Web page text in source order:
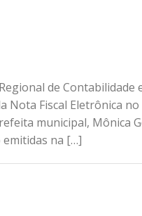
de
Nota Fiscal Eletrônica
municipal, Mônica
emitidas na […]